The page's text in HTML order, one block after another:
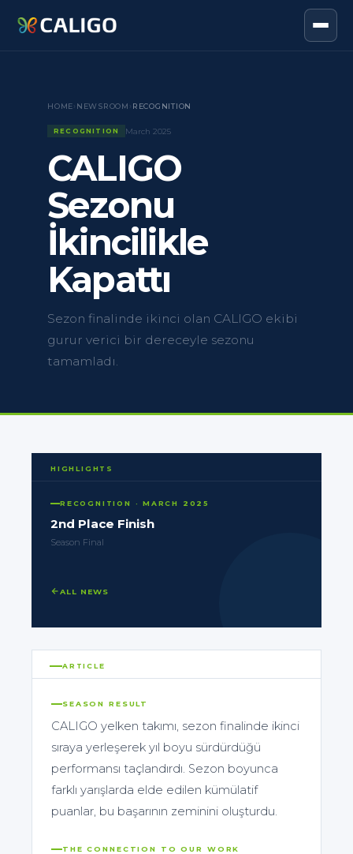
HOME NEWSROOM RECOGNITION
RECOGNITION March 2025
CALIGO
Sezonu
İkincilikle
Kapattı
Sezon finalinde ikinci olan CALIGO ekibi
gurur verici bir dereceyle sezonu
tamamladı.
HIGHLIGHTS
RECOGNITION · MARCH 2025
2nd Place Finish
Season Final
ALL NEWS
ARTICLE
SEASON RESULT
CALIGO yelken takımı, sezon finalinde ikinci
sıraya yerleşerek yıl boyu sürdürdüğü
performansı taçlandırdı. Sezon boyunca
farklı yarışlarda elde edilen kümülatif
puanlar, bu başarının zeminini oluşturdu.
THE CONNECTION TO OUR WORK